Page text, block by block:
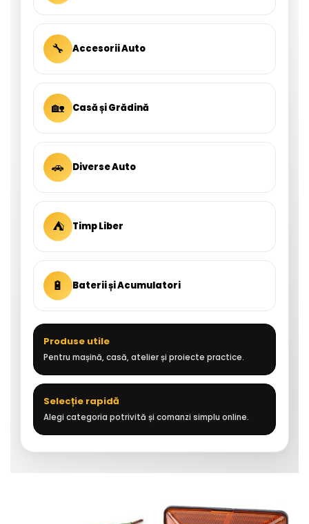
🔧 Accesorii Auto
🏡 Casă și Grădină
🚗 Diverse Auto
⛺ Timp Liber
🔋 Baterii și Acumulatori
Produse utile
Pentru mașină, casă, atelier și proiecte practice.
Selecție rapidă
Alegi categoria potrivită și comanzi simplu online.